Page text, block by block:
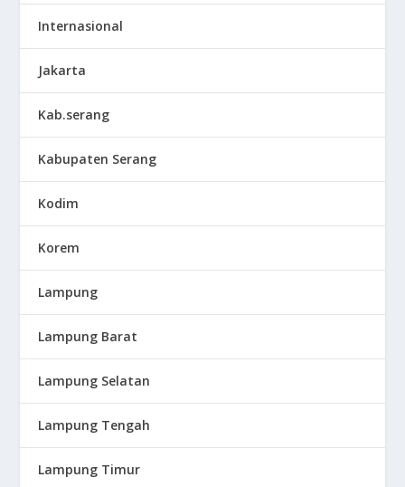
Internasional
Jakarta
Kab.serang
Kabupaten Serang
Kodim
Korem
Lampung
Lampung Barat
Lampung Selatan
Lampung Tengah
Lampung Timur